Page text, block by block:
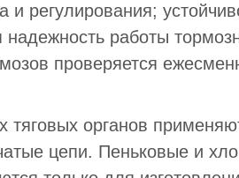
и регулирования;
работы
проверяется
тяговых органов
цепи. Пеньковые и